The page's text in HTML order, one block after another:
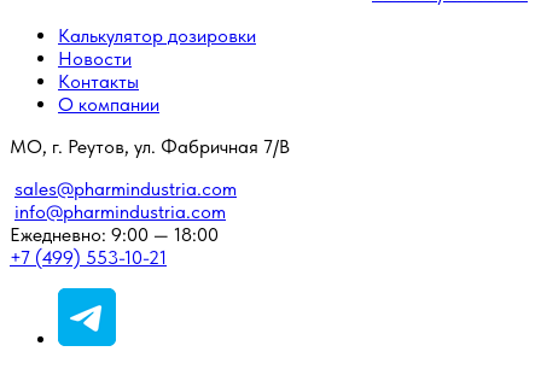
Калькулятор дозировки
Новости
Контакты
О компании
МО, г. Реутов, ул. Фабричная 7/В
sales@pharmindustria.com
info@pharmindustria.com
Ежедневно: 9:00 — 18:00
+7 (499) 553-10-21